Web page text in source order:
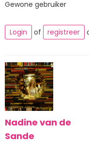
Gewone gebruiker
Login of registreer
Nadine van de
Sande